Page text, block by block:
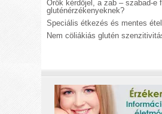
Örök kérdőjel, a zab – szabad-e
gluténérzékenyeknek?
Speciális étkezés és mentes
Nem cöliákiás glutén